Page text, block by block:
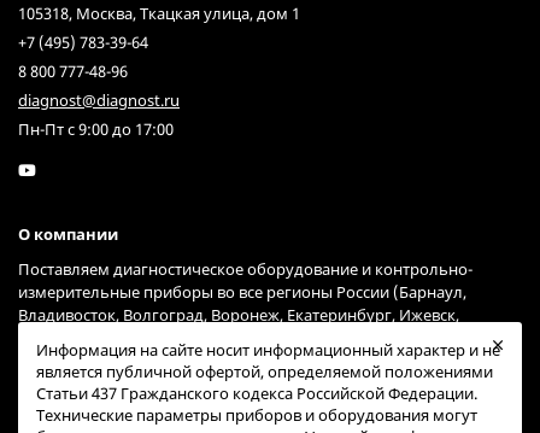
105318, Москва, Ткацкая улица, дом 1
+7 (495) 783-39-64
8 800 777-48-96
diagnost@diagnost.ru
Пн-Пт с 9:00 до 17:00
О компании
Поставляем диагностическое оборудование и контрольно-
измерительные приборы во все регионы России (Барнаул,
Владивосток, Волгоград, Воронеж, Екатеринбург, Ижевск,
Новгород, Новосибирск, Омск, Пермь, Ростов-на-Дону, Самара,
Санкт-Петербург, Саратов, Тольятти, Тюмень, Ульяновск, Уфа,
Хабаровск, Челябинск, Ярославль) через курьерские службы
Информация на сайте носит информационный характер и не
является публичной офертой, определяемой положениями
Статьи 437 Гражданского кодекса Российской Федерации.
Технические параметры приборов и оборудования могут